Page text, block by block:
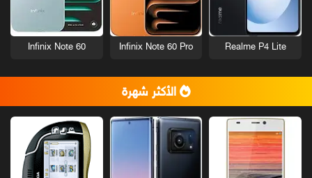
Realme P4 Lite
Infinix Note 60 Pro
Infinix Note 60
الأكثر شهرة